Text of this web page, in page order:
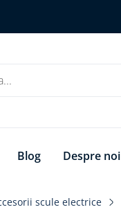
Blog Despre noi
scule electrice